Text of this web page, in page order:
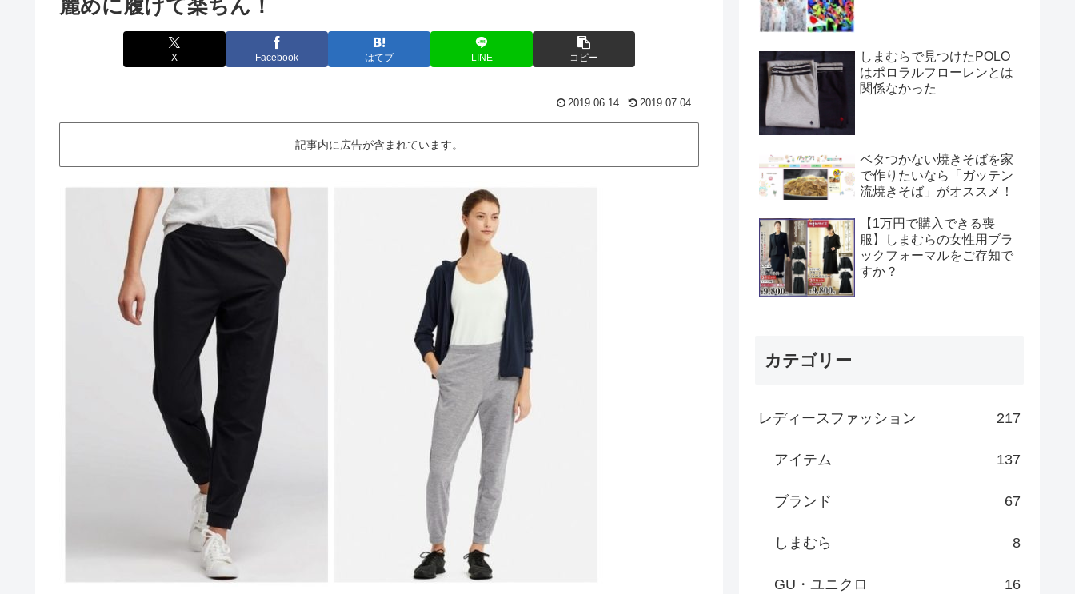
麗めに履けて楽ちん！
X Facebook はてブ LINE コピー
2019.06.14 2019.07.04
記事内に広告が含まれています。
しまむらで見つけたPOLO
はポロラルフローレンとは
関係なかった
ベタつかない焼きそばを家
で作りたいなら「ガッテン
流焼きそば」がオススメ！
【1万円で購入できる喪
服】しまむらの女性用ブラ
ックフォーマルをご存知で
すか？
カテゴリー
レディースファッション 217
アイテム 137
ブランド 67
しまむら 8
GU・ユニクロ 16